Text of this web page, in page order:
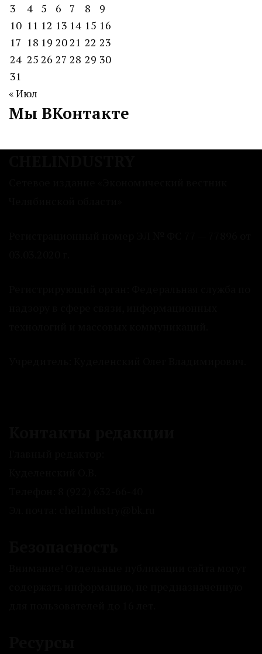
3
4 5 6 7 8
9
10 11 12 13 14 15 16
17 18 19 2021 22 23
24 25 26 27 28 29 30
31
« Июл
Мы ВКонтакте